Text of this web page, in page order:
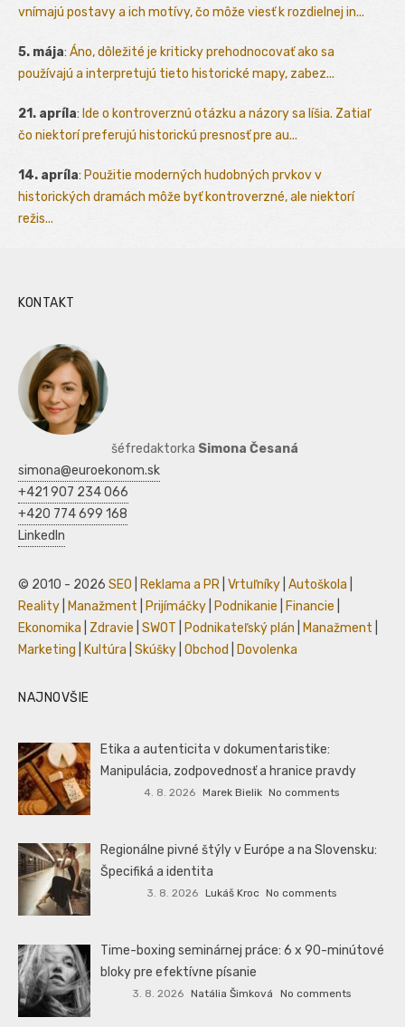
vnímajú postavy a ich motívy, čo môže viesť k rozdielnej in...
5. mája: Áno, dôležité je kriticky prehodnocovať ako sa
používajú a interpretujú tieto historické mapy, zabez...
21. apríla: Ide o kontroverznú otázku a názory sa líšia. Zatiaľ
čo niektorí preferujú historickú presnosť pre au...
14. apríla: Použitie moderných hudobných prvkov v
historických dramách môže byť kontroverzné, ale niektorí
režis...
KONTAKT
šéfredaktorka Simona Česaná
simona@euroekonom.sk
+421 907 234 066
+420 774 699 168
LinkedIn
© 2010 - 2026 SEO Reklama a PR Vrtuľníky Autoškola
Reality
Manažment Prijímáčky Podnikanie Financie
Ekonomika
Zdravie SWOT Podnikateľský plán Manažment
Marketing
Kultúra Skúšky Obchod Dovolenka
NAJNOVŠIE
Etika a autenticita v dokumentaristike:
Manipulácia, zodpovednosť a hranice pravdy
4. 8. 2026 Marek Bielik No comments
Regionálne pivné štýly v Európe a na Slovensku:
Špecifiká a identita
3. 8. 2026 Lukáš Kroc No comments
Time-boxing seminárnej práce: 6 x 90-minútové
bloky pre efektívne písanie
3. 8. 2026 Natália Šimková No comments